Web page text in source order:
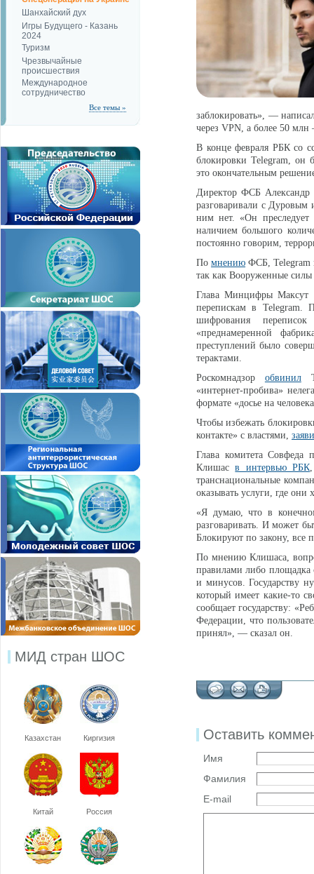
Шанхайский дух
Игры Будущего - Казань
2024
Туризм
Чрезвычайные
происшествия
Международное
сотрудничество
Все темы »
МИД стран ШОС
Казахстан Киргизия
Китай Россия
заблокировать», —
через VPN, а более 50
В конце февраля РБК со
блокировки Telegram, он
это окончательным
Директор ФСБ
разговаривали с Дуровым
ним нет. «Он преследует
наличием большого
постоянно говорим,
Помнению ФСБ, Telegram
так как Вооруженные
Глава Минцифры Максут
перепискам в Telegram.
шифрования
«преднамеренной
преступлений было
терактами.
Роскомнадзор обвинил
«интернет-пробива»
формате «досье на
Чтобы избежать
контакте» с властями,
Глава комитета Совфеда
Клишасв интервью РБК
транснациональные
оказывать услуги, где они
«Я думаю, что в
разговаривать. И может
Блокируют по закону, все
По мнению Клишаса,
правилами либо площадка
и минусов. Государству
который имеет какие-то
сообщает государству:
Федерации, что
принял», — сказал он.
Оставить
Имя
Фамилия
E-mail